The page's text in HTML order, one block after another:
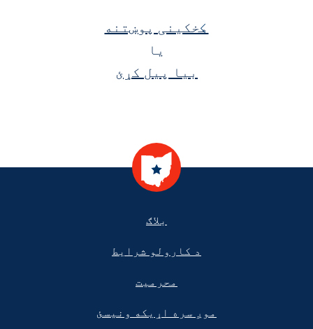
مخکینی پوښتنه
یا
بیا پیل کړئ
بلاګ
د کارولو شرایط
محرمیت
موږ سره اړیکه ونیسئ